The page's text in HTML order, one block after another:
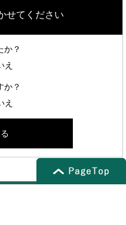
せてください
か？
え
か？
え